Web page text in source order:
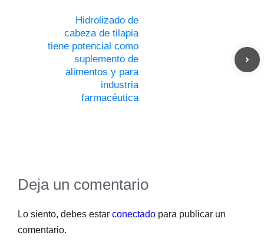
Hidrolizado de
cabeza de tilapia
tiene potencial como
suplemento de
alimentos y para
industria
farmacéutica
Deja un comentario
Lo siento, debes estar conectado para publicar un
comentario.